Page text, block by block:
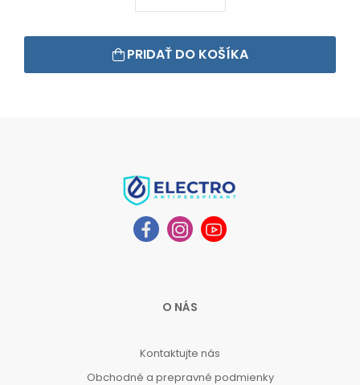
PRIDAŤ DO KOŠÍKA
O NÁS
Kontaktujte nás
Obchodné a prepravné podmienky